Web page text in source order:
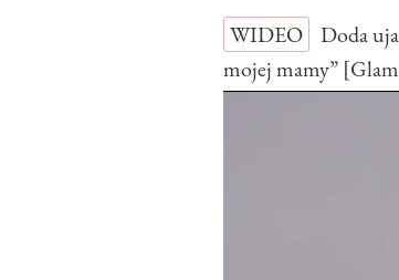
WIDEO
Doda
mojej mamy”